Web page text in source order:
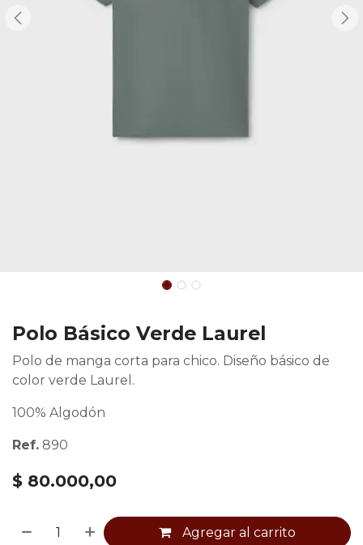
Polo Básico Verde Laurel
Polo de manga corta para chico. Diseño básico de
color verde Laurel.
100% Algodón
Ref. 890
$ 80.000,00
Agregar al carrito